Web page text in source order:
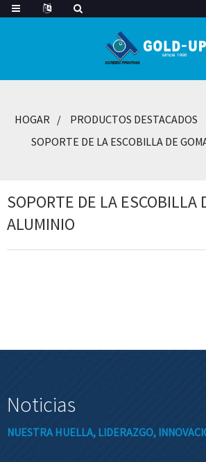
HOGAR PRODUCTOS DESTACADOS
SOPORTE DE LA ESCOBILLA DE
SOPORTE DE LA ESCOBILLA
ALUMINIO
Noticias
NUESTRA HUELLA, LIDERAZGO,